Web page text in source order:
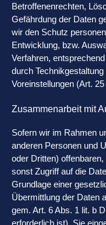
Betroffenenrechten,
Gefährdung der Daten
wir den Schutz
Entwicklung, bzw.
Verfahren,
durch
Voreinstellungen (Art.
Zusammenarbeit mit
Sofern wir im Rahmen
anderen Personen und
oder Dritten)
sonst Zugriff auf die
Grundlage einer
Übermittlung der Daten
gem. Art. 6 Abs. 1 lit. b
erforderlich ist), Sie